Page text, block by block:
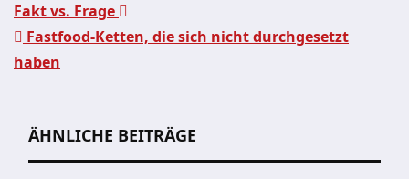
Beitragsnavigation
Fakt vs. Frage
Fastfood-Ketten, die sich nicht durchgesetzt
haben
ÄHNLICHE BEITRÄGE